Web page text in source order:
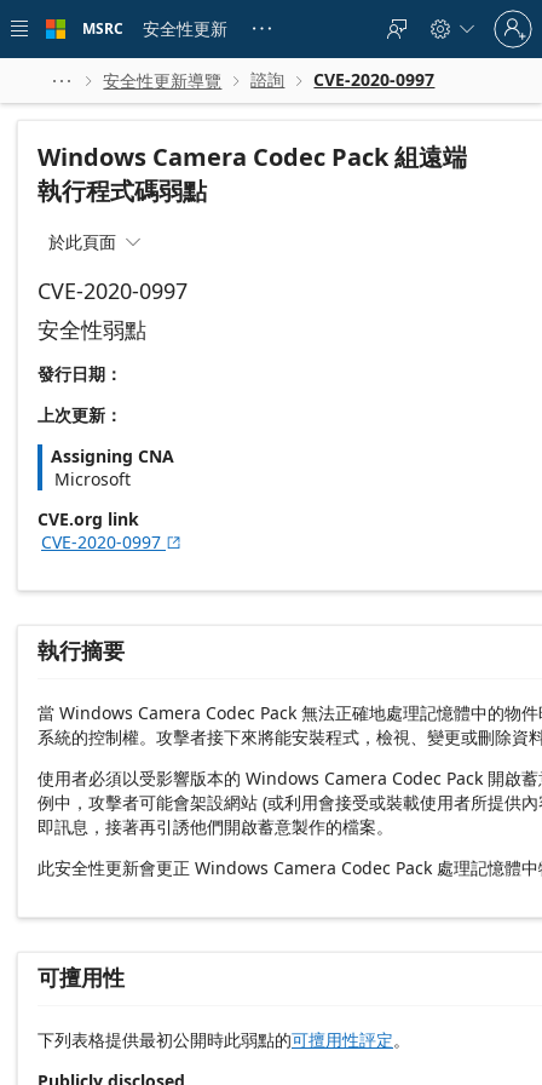
 main
content
MSRC 安全性更新    
Sign
in
to
account
  安全性更新導覽  諮詢  CVE-2020-0997
Windows Camera Codec Pack 組遠端
執行程式碼弱點
於此頁面 
CVE-2020-0997
安全性弱點
發行日期：
上次更新：
Assigning CNA
Microsoft
CVE.org link
CVE-2020-0997 
執行摘要
當 Windows Camera Codec Pack 無法正確地處理記憶體中的物
系統的控制權。攻擊者接下來將能安裝程式，檢視、變更或刪除
使用者必須以受影響版本的 Windows Camera Codec Pack 開啟
例中，攻擊者可能會架設網站 (或利用會接受或裝載使用者所提供
即訊息，接著再引誘他們開啟蓄意製作的檔案。
此安全性更新會更正 Windows Camera Codec Pack 處理記憶體
可擅用性
下列表格提供最初公開時此弱點的可擅用性評定。